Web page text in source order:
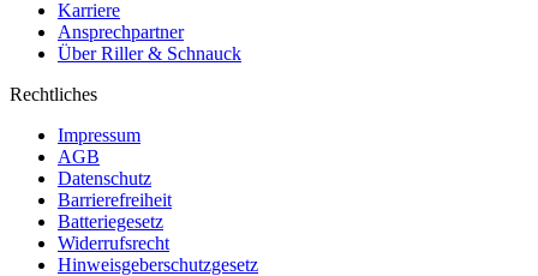
Karriere
Ansprechpartner
Über Riller & Schnauck
Rechtliches
Impressum
AGB
Datenschutz
Barrierefreiheit
Batteriegesetz
Widerrufsrecht
Hinweisgeberschutzgesetz